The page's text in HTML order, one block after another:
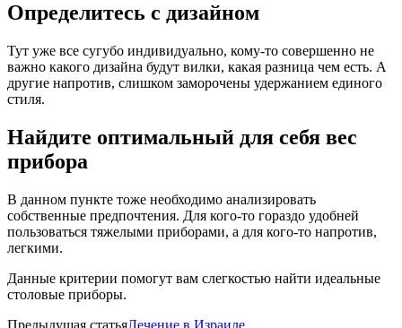
Определитесь с дизайном
Тут уже все сугубо индивидуально, кому-то совершенно не
важно какого дизайна будут вилки, какая разница чем есть. А
другие напротив, слишком заморочены удержанием единого
стиля.
Найдите оптимальный для себя вес
прибора
В данном пункте тоже необходимо анализировать
собственные предпочтения. Для кого-то гораздо удобней
пользоваться тяжелыми приборами, а для кого-то напротив,
легкими.
Данные критерии помогут вам слегкостью найти идеальные
столовые приборы.
Предыдущая статьяЛечение в Израиле